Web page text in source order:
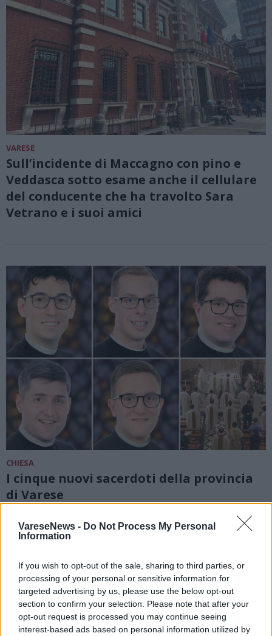
VareseNews - Do Not Process My Personal
Information
If you wish to opt-out of the sale, sharing to third parties, or
processing of your personal or sensitive information for
targeted advertising by us, please use the below opt-out
section to confirm your selection. Please note that after your
opt-out request is processed you may continue seeing
interest-based ads based on personal information utilized by
VARESE
Sull’incidente di Maccagno con pino e
Veddasca sotto esame anche il cellulare
del conducente che ha travolto Sara
Vetrano e i suoi amici
CHIESA
I cinque nuovi sacerdoti della provincia
di Varese